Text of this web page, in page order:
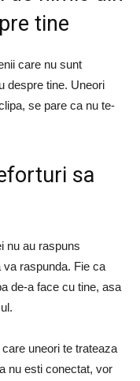
tine
care nu sunt
despre tine. Uneori
se pare ca nu te-
sa
nu au raspuns
va raspunda. Fie ca
de-a face cu tine, asa
uneori te trateaza
nu esti conectat, vor